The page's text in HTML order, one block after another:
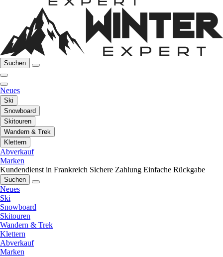
Suchen
Neues
Ski
Snowboard
Skitouren
Wandern & Trek
Klettern
Abverkauf
Marken
Kundendienst in Frankreich Sichere Zahlung Einfache Rückgabe
Suchen
Neues
Ski
Snowboard
Skitouren
Wandern & Trek
Klettern
Abverkauf
Marken